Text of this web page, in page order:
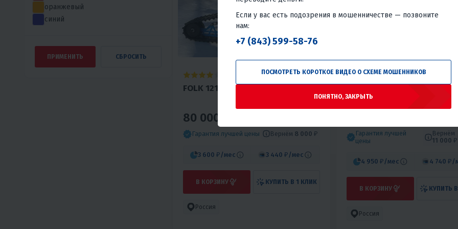
оранжевый
синий
FOLK 121 ГУСЕНИЦА НА ПИТБАЙК
80 000 ₽
Гарантия лучшей цены Вернём 8 000 ₽
3 600 ₽ /мес 3 440 ₽ /мес
В КОРЗИНУ КУПИТЬ В 1 КЛИК
Россия
4.8 0
КОМПЛЕКТ ЭНДУРО
Гарантия лучшей
цены
Вернём
11 000 ₽
4 950 ₽ /мес 4 740 ₽ /
В КОРЗИНУ КУПИТЬ
Россия
Если у вас есть подозрения в мошенничестве — позвоните
нам:
+7 (843) 599-58-76
ПОСМОТРЕТЬ КОРОТКОЕ ВИДЕО О СХЕМЕ МОШЕННИКОВ
ПОНЯТНО, ЗАКРЫТЬ